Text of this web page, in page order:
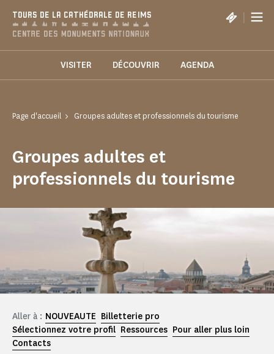
TOURS DE LA CATHÉDRALE DE REIMS |
VISITER DÉCOUVRIR AGENDA
Page d'accueil Groupes adultes et professionnels du tourisme
Groupes adultes et
professionnels du tourisme
Aller à : NOUVEAUTE Billetterie pro
Sélectionnez votre profil Ressources Pour aller plus loin
Contacts